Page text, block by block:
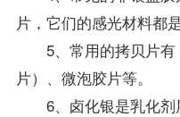
片，它们的感光材料都
5、常用的拷贝片有
片）、微泡胶片等。
6、卤化银是乳化剂